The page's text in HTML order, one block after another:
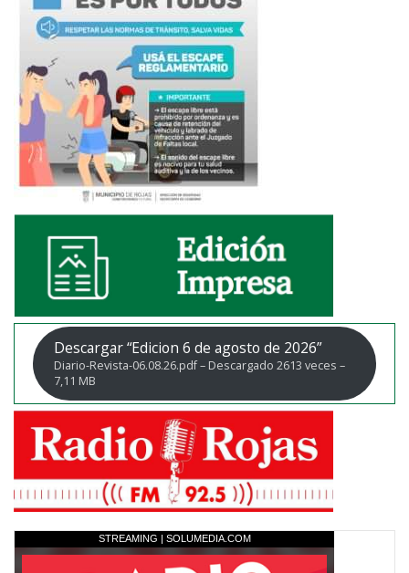
Descargar “Edicion 6 de agosto de 2026”
Diario-Revista-06.08.26.pdf – Descargado 2613 veces –
7,11 MB